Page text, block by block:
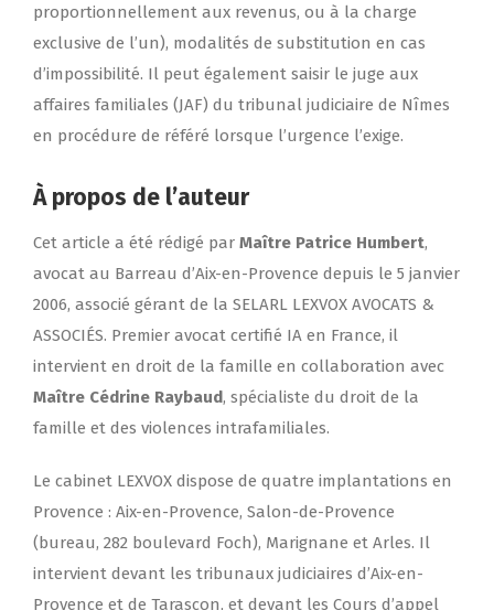
proportionnellement aux revenus, ou à la charge
exclusive de l’un), modalités de substitution en cas
d’impossibilité. Il peut également saisir le juge aux
affaires familiales (JAF) du tribunal judiciaire de Nîmes
en procédure de référé lorsque l’urgence l’exige.
À propos de l’auteur
Cet article a été rédigé par Maître Patrice Humbert,
avocat au Barreau d’Aix-en-Provence depuis le 5 janvier
2006, associé gérant de la SELARL LEXVOX AVOCATS &
ASSOCIÉS. Premier avocat certifié IA en France, il
intervient en droit de la famille en collaboration avec
Maître Cédrine Raybaud, spécialiste du droit de la
famille et des violences intrafamiliales.
Le cabinet LEXVOX dispose de quatre implantations en
Provence : Aix-en-Provence, Salon-de-Provence
(bureau, 282 boulevard Foch), Marignane et Arles. Il
intervient devant les tribunaux judiciaires d’Aix-en-
Provence et de Tarascon, et devant les Cours d’appel